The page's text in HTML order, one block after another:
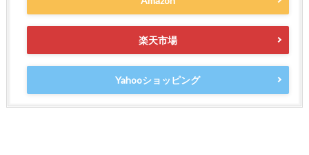
楽天市場
Yahooショッピング